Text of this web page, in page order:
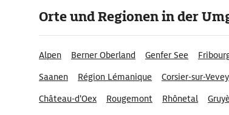
Orte und Regionen in der
Alpen Berner Oberland Genfer See
Saanen
Région Lémanique Corsier-sur-Vevey
Château-d'Oex
Rougemont Rhônetal